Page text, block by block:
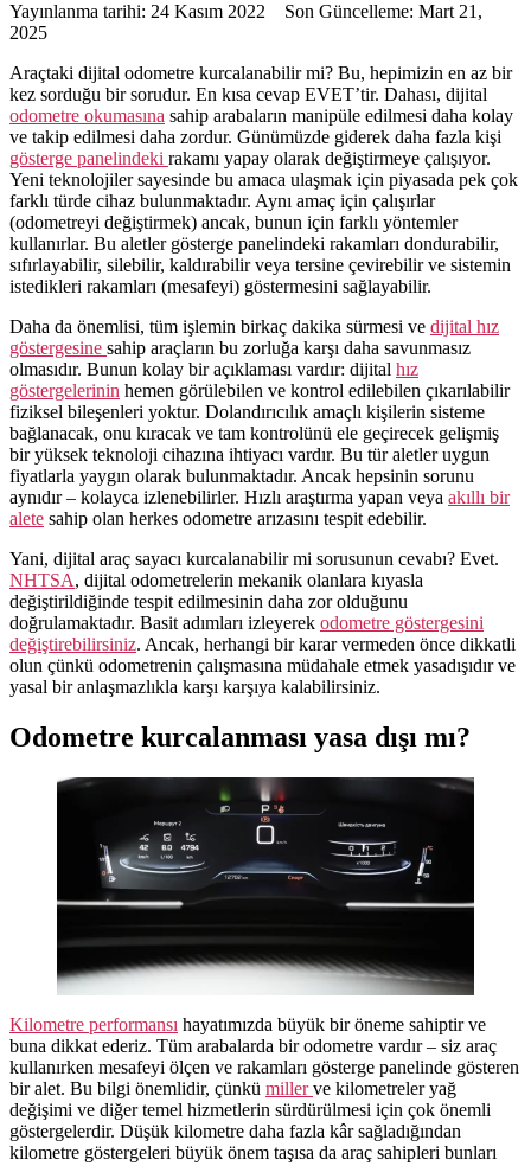
Yayınlanma tarihi: 24 Kasım 2022 Son Güncelleme: Mart 21,
2025
Araçtaki dijital odometre kurcalanabilir mi? Bu, hepimizin en az bir
kez sorduğu bir sorudur. En kısa cevap EVET’tir. Dahası, dijital
odometre okumasına sahip arabaların manipüle edilmesi daha kolay
ve takip edilmesi daha zordur. Günümüzde giderek daha fazla kişi
gösterge panelindeki rakamı yapay olarak değiştirmeye çalışıyor.
Yeni teknolojiler sayesinde bu amaca ulaşmak için piyasada pek çok
farklı türde cihaz bulunmaktadır. Aynı amaç için çalışırlar
(odometreyi değiştirmek) ancak, bunun için farklı yöntemler
kullanırlar. Bu aletler gösterge panelindeki rakamları dondurabilir,
sıfırlayabilir, silebilir, kaldırabilir veya tersine çevirebilir ve sistemin
istedikleri rakamları (mesafeyi) göstermesini sağlayabilir.
Daha da önemlisi, tüm işlemin birkaç dakika sürmesi ve dijital hız
göstergesine sahip araçların bu zorluğa karşı daha savunmasız
olmasıdır. Bunun kolay bir açıklaması vardır: dijital hız
göstergelerinin hemen görülebilen ve kontrol edilebilen çıkarılabilir
fiziksel bileşenleri yoktur. Dolandırıcılık amaçlı kişilerin sisteme
bağlanacak, onu kıracak ve tam kontrolünü ele geçirecek gelişmiş
bir yüksek teknoloji cihazına ihtiyacı vardır. Bu tür aletler uygun
fiyatlarla yaygın olarak bulunmaktadır. Ancak hepsinin sorunu
aynıdır – kolayca izlenebilirler. Hızlı araştırma yapan veya akıllı bir
alete sahip olan herkes odometre arızasını tespit edebilir.
Yani, dijital araç sayacı kurcalanabilir mi sorusunun cevabı? Evet.
NHTSA, dijital odometrelerin mekanik olanlara kıyasla
değiştirildiğinde tespit edilmesinin daha zor olduğunu
doğrulamaktadır. Basit adımları izleyerek odometre göstergesini
değiştirebilirsiniz. Ancak, herhangi bir karar vermeden önce dikkatli
olun çünkü odometrenin çalışmasına müdahale etmek yasadışıdır ve
yasal bir anlaşmazlıkla karşı karşıya kalabilirsiniz.
Odometre kurcalanması yasa dışı mı?
Kilometre performansı hayatımızda büyük bir öneme sahiptir ve
buna dikkat ederiz. Tüm arabalarda bir odometre vardır – siz araç
kullanırken mesafeyi ölçen ve rakamları gösterge panelinde gösteren
bir alet. Bu bilgi önemlidir, çünkü millerve kilometreler yağ
değişimi ve diğer temel hizmetlerin sürdürülmesi için çok önemli
göstergelerdir. Düşük kilometre daha fazla kâr sağladığından
kilometre göstergeleri büyük önem taşısa da araç sahipleri bunları